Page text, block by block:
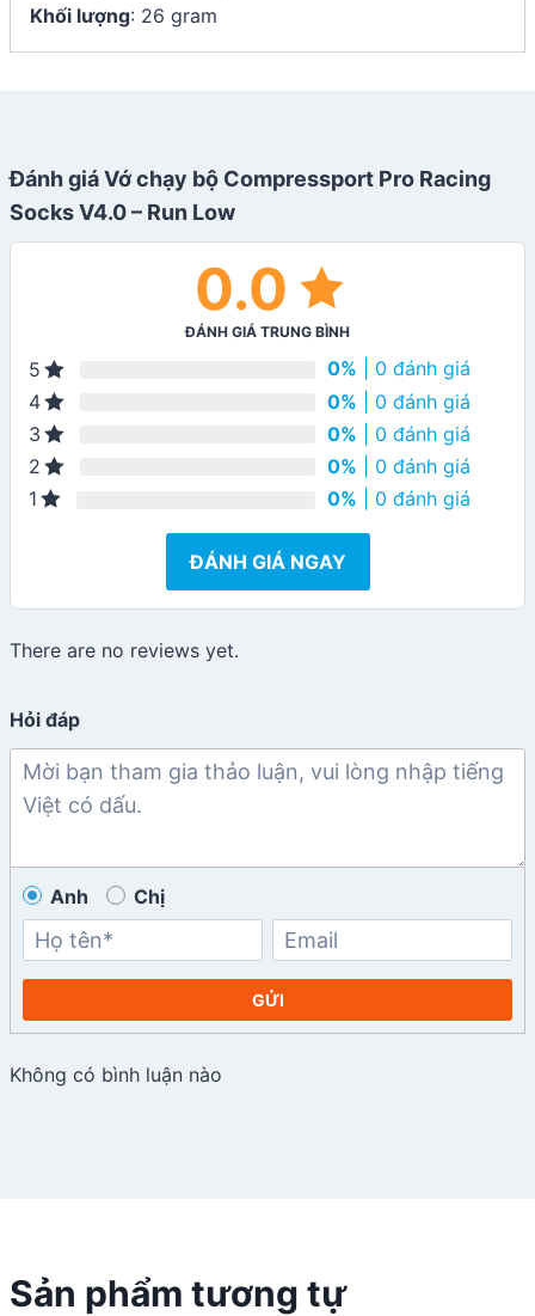
Khối lượng: 26 gram
Đánh giá Vớ chạy bộ Compressport Pro Racing
Socks V4.0 – Run Low
0.0
ĐÁNH GIÁ TRUNG BÌNH
5 0% | 0 đánh giá
4
0% | 0 đánh giá
3
0% | 0 đánh giá
2
0% | 0 đánh giá
1
0% | 0 đánh giá
ĐÁNH GIÁ NGAY
There are no reviews yet.
Hỏi đáp
Anh Chị
GỬI
Không có bình luận nào
Sản phẩm tương tự